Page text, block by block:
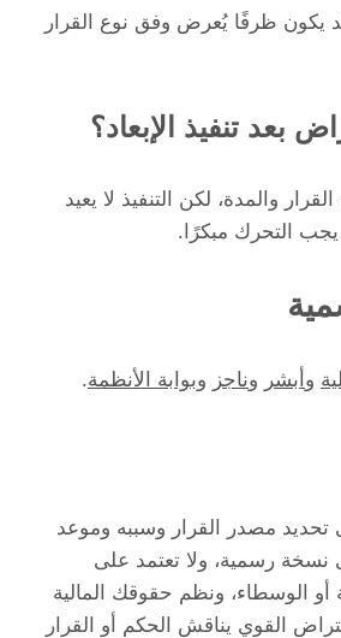
قد يكون ظرفًا يُعرض وفق نوع القرار
بعد تنفيذ الإبعاد؟
والمدة، لكن التنفيذ لا يعيد
يجب التحرك مبكرًا.
و أبشر وناجز وبوابة الأنظمة.
تحديد مصدر القرار وسببه وموعد
رسمية، ولا تعتمد على
أو الوسطاء، ونظم حقوقك المالية
القوي يناقش الحكم أو القرار